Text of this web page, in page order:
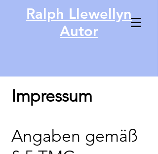
Ralph Llewellyn
Autor
Impressum
Angaben gemäß